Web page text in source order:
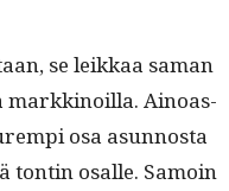
se leikkaa saman
markki­noil­la. Ain­oas­
osa asun­nos­ta
ton­tin osalle. Samoin